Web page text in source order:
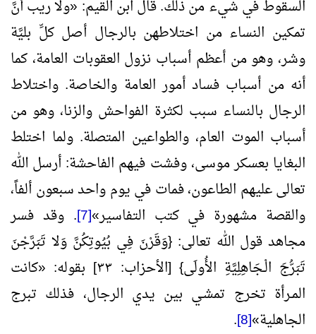
السقوط في شيء من ذلك. قال ابن القيم: «ولا ريب أنَّ
تمكين النساء من اختلاطهن بالرجال أصل كلِّ بليَّة
وشر، وهو من أعظم أسباب نزول العقوبات العامة، كما
أنه من أسباب فساد أمور العامة والخاصة. واختلاط
الرجال بالنساء سبب لكثرة الفواحش والزنا، وهو من
أسباب الموت العام، والطواعين المتصلة. ولما اختلط
البغايا بعسكر موسى، وفشت فيهم الفاحشة: أرسل الله
تعالى عليهم الطاعون، فمات في يوم واحد سبعون ألفاً،
والقصة مشهورة في كتب التفاسير»
[7] . وقد فسر
مجاهد قول الله تعالى: {وَقَرْنَ فِي بُيُوتِكُنَّ وَلا تَبَرَّجْنَ
تَبَرُّجَ الْـجَاهِلِيَّةِ الأُولَى} [الأحزاب: ٣٣] بقوله:
«كانت
المـرأة تخرج تمشـي بين يدي الرجال، فذلك تبرج
الجاهلية»
[8]
.